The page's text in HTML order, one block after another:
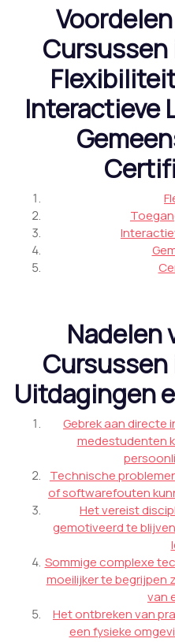
Cursussen
Interactieve
Nadelen
Cursussen
Uitdagingen
Gebrek aan directe
medestudenten
Technische
of softwarefouten
Het vereist
gemotiveerd te
Sommige complexe
moeilijker te begrijpen
van
Het ontbreken van
een fysieke